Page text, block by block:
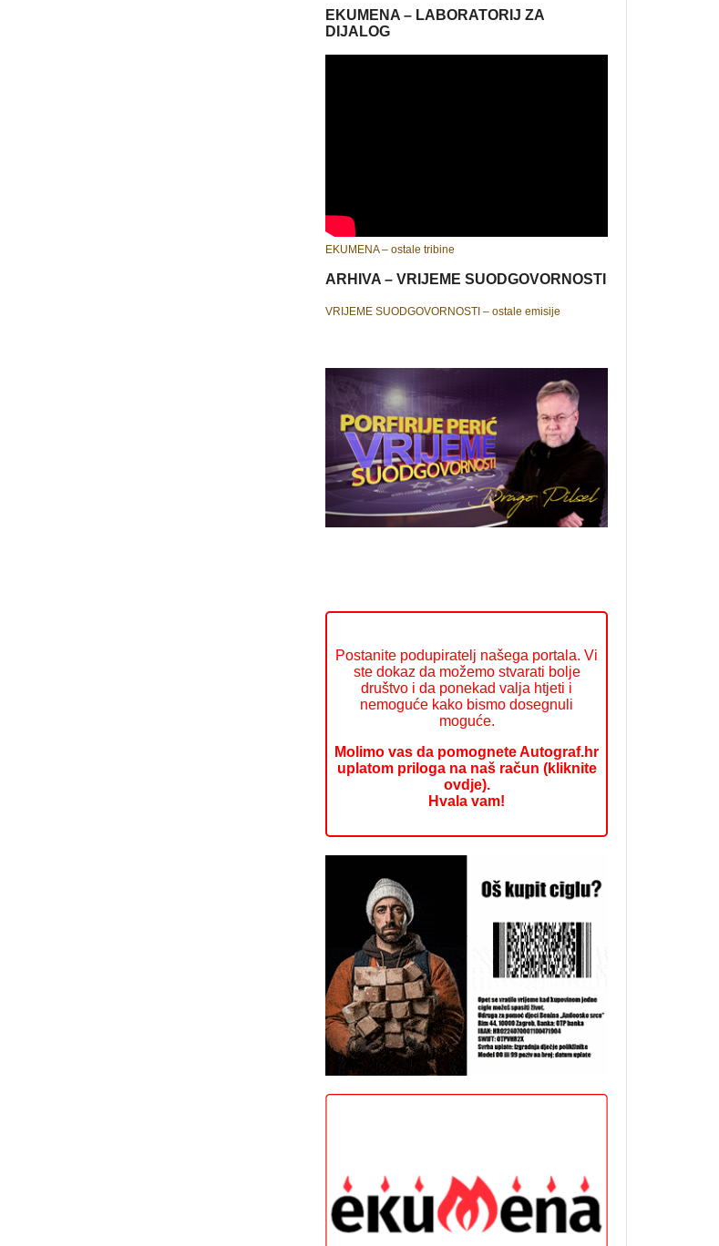
EKUMENA – LABORATORIJ ZA
DIJALOG
EKUMENA – ostale tribine
ARHIVA – VRIJEME SUODGOVORNOSTI
VRIJEME SUODGOVORNOSTI – ostale emisije
Postanite podupiratelj našega portala. Vi
ste dokaz da možemo stvarati bolje
društvo i da ponekad valja htjeti i
nemoguće kako bismo dosegnuli
moguće.
Molimo vas da pomognete Autograf.hr
uplatom priloga na naš račun (kliknite
ovdje).
Hvala vam!